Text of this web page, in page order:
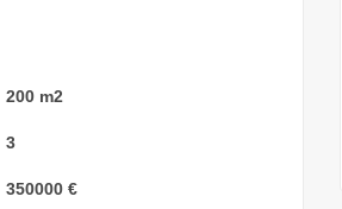
200 m2
3
350000 €